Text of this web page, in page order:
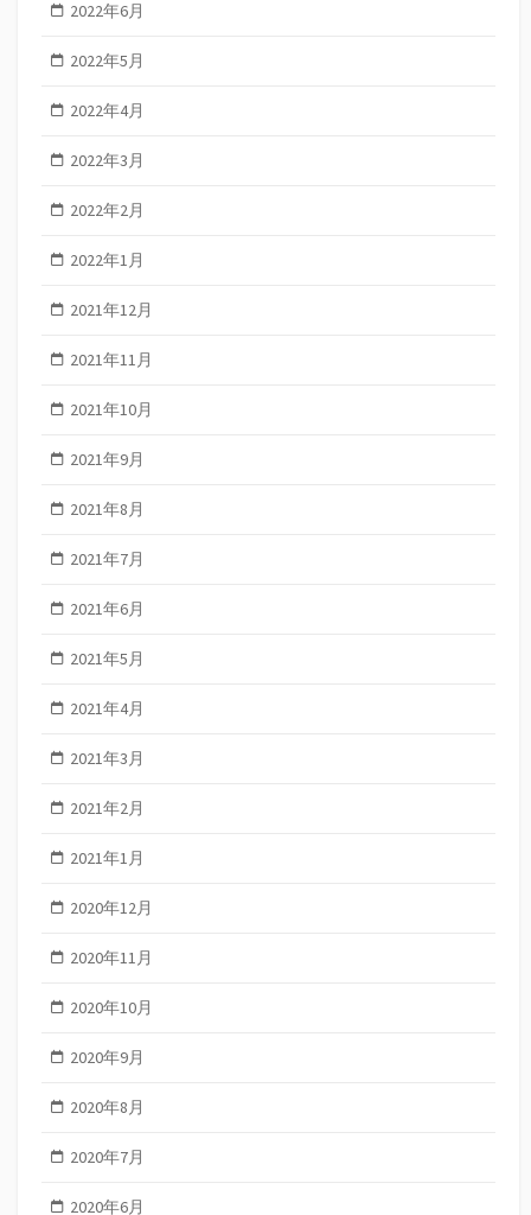
2022年6月
2022年5月
2022年4月
2022年3月
2022年2月
2022年1月
2021年12月
2021年11月
2021年10月
2021年9月
2021年8月
2021年7月
2021年6月
2021年5月
2021年4月
2021年3月
2021年2月
2021年1月
2020年12月
2020年11月
2020年10月
2020年9月
2020年8月
2020年7月
2020年6月